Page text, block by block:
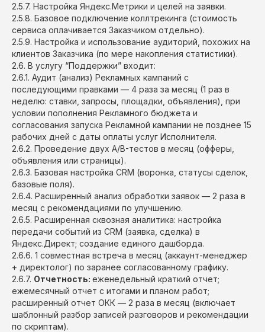
2.5.7. Настройка Яндекс.Метрики и целей на заявки.
2.5.8. Базовое подключение коллтрекинга (стоимость
сервиса оплачивается Заказчиком отдельно).
2.5.9. Настройка и использование аудиторий, похожих на
клиентов Заказчика (по мере накопления статистики).
2.6. В услугу “Поддержки” входит:
2.6.1. Аудит (анализ) Рекламных кампаний с
последующими правками — 4 раза за месяц (1 раз в
неделю: ставки, запросы, площадки, объявления), при
условии пополнения Рекламного бюджета и
согласования запуска Рекламной кампании не позднее 15
рабочих дней с даты оплаты услуг Исполнителя.
2.6.2. Проведение двух A/B-тестов в месяц (офферы,
объявления или страницы).
2.6.3. Базовая настройка CRM (воронка, статусы сделок,
базовые поля).
2.6.4. Расширенный анализ обработки заявок — 2 раза в
месяц с рекомендациями по улучшению.
2.6.5. Расширенная сквозная аналитика: настройка
передачи событий из CRM (заявка, сделка) в
Яндекс.Директ; создание единого дашборда.
2.6.6. 1 совместная встреча в месяц (аккаунт-менеджер
+ директолог) по заранее согласованному графику.
2.6.7. Отчетность: еженедельный краткий отчет;
ежемесячный отчет с итогами и планом работ;
расширенный отчет ОКК — 2 раза в месяц (включает
шаблонный разбор записей разговоров и рекомендации
по скриптам).